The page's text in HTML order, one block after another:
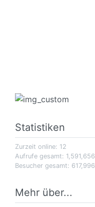
Statistiken
Zurzeit online: 12
Aufrufe gesamt: 1,591,656
Besucher gesamt: 617,996
Mehr über...